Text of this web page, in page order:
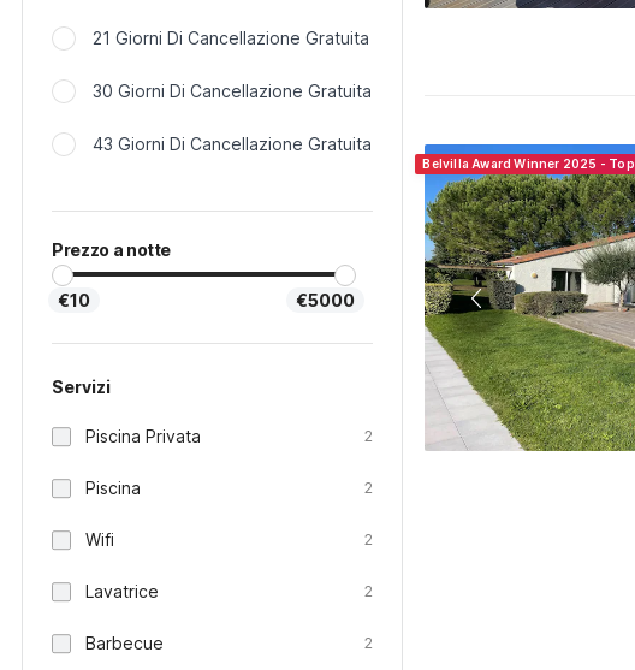
21 Giorni Di Cancellazione Gratuita
30 Giorni Di Cancellazione Gratuita
43 Giorni Di Cancellazione Gratuita
Prezzo a notte
€10 €5000
Servizi
Piscina Privata 2
Piscina 2
Wifi 2
Lavatrice 2
Barbecue 2
Belvilla Award Winner 2025 -